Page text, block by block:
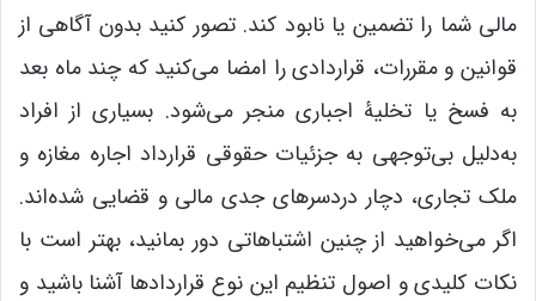
مالی شما را تضمین یا نابود کند. تصور کنید بدون آگاهی از
قوانین و مقررات، قراردادی را امضا می‌کنید که چند ماه بعد
به فسخ یا تخلیۀ اجباری منجر می‌شود. بسیاری از افراد
به‌دلیل بی‌توجهی به جزئیات حقوقی قرارداد اجاره مغازه و
ملک تجاری، دچار دردسرهای جدی مالی و قضایی شده‌اند.
اگر می‌خواهید از چنین اشتباهاتی دور بمانید، بهتر است با
نکات کلیدی و اصول تنظیم این نوع قراردادها آشنا باشید و